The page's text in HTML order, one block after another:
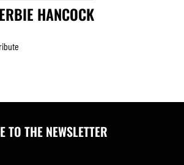
HANCOCK
TO THE NEWSLETTER